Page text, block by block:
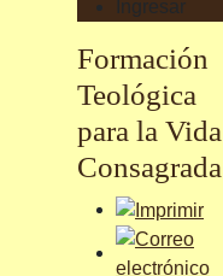
Ingresar
Formación
Teológica
para la Vida
Consagrada